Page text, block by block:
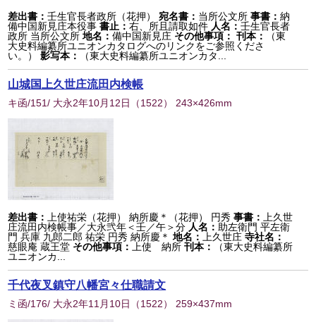
差出書：壬生官長者政所（花押） 宛名書： 当所公文所 事書：納
備中国新見庄本役事書止：右、所且請取如件 人名：壬生官長者
政所 当所公文所 地名：備中国新見庄 その他事項： 刊本：
（東
大史料編纂所ユニオンカタログへのリンクをご参照くださ
い。）
影写本： （東大史料編纂所ユニオンカタ...
山城国上久世庄流田内検帳
キ函/151/ 大永2年10月12日 （1522） 243×426mm
差出書： 上使祐栄（花押） 納所慶＊（花押） 円秀 事書：
上久世
庄流田内検帳事／大永弐年＜壬／午＞分 人名： 助左衛門 平左衛
門 兵庫 九郎二郎 祐栄 円秀 納所慶＊ 地名： 上久世庄 寺社名：
慈眼庵 蔵王堂 その他事項： 上使 納所刊本：
（東大史料編纂所
ユニオンカ...
千代夜叉鎮守八幡宮々仕職請文
ミ函/176/ 大永2年11月10日 （1522） 259×437mm